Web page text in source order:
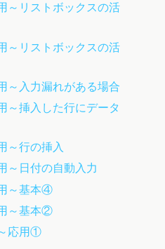
～リストボックスの活
～リストボックスの活
～入力漏れがある場合
～挿入した行にデータ
～行の挿入
～日付の自動入力
～基本④
～基本②
応用①